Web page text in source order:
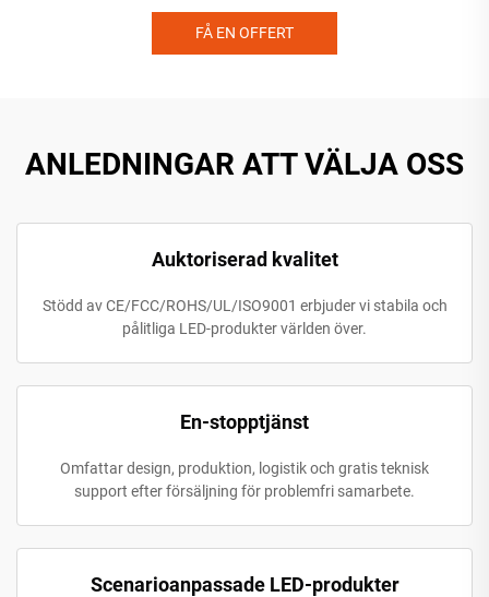
FÅ EN OFFERT
ANLEDNINGAR ATT VÄLJA OSS
Auktoriserad kvalitet
Stödd av CE/FCC/ROHS/UL/ISO9001 erbjuder vi stabila och
pålitliga LED-produkter världen över.
En-stopptjänst
Omfattar design, produktion, logistik och gratis teknisk
support efter försäljning för problemfri samarbete.
Scenarioanpassade LED-produkter